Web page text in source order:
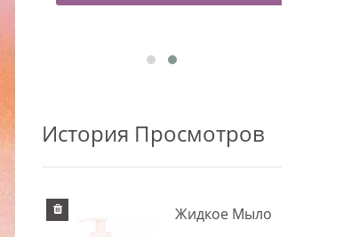
История Просмотров
Жидкое Мыло